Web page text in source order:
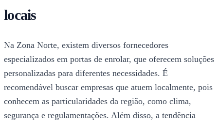
locais
Na Zona Norte, existem diversos fornecedores
especializados em portas de enrolar, que oferecem soluções
personalizadas para diferentes necessidades. É
recomendável buscar empresas que atuem localmente, pois
conhecem as particularidades da região, como clima,
segurança e regulamentações. Além disso, a tendência